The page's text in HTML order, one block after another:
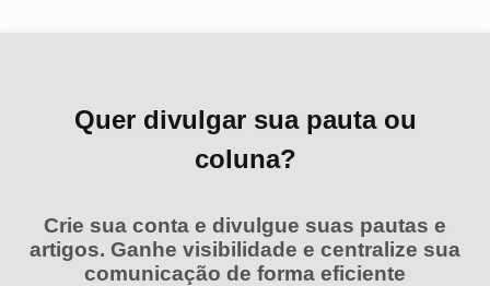
Quer divulgar sua pauta ou
coluna?
Crie sua conta e divulgue suas pautas e
artigos. Ganhe visibilidade e centralize sua
comunicação de forma eficiente